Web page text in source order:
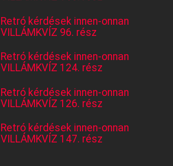
Retró kérdések innen-onnan
VILLÁMKVÍZ 96. rész
Retró kérdések innen-onnan
VILLÁMKVÍZ 124. rész
Retró kérdések innen-onnan
VILLÁMKVÍZ 126. rész
Retró kérdések innen-onnan
VILLÁMKVÍZ 147. rész